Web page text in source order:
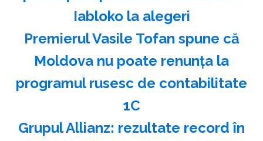
Iabloko la alegeri
Premierul Vasile Tofan spune că
Moldova nu poate renunţa la
programul rusesc de contabilitate
1C
Grupul Allianz: rezultate record în